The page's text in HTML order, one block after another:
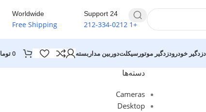
24 Support
+1 212-334-0212
Worldwide
Free Shipping
دزدگیر خودرودزدگیر موتورسیکلتدوربین مداربسته 0
دسته‌ها
Cameras
Desktop